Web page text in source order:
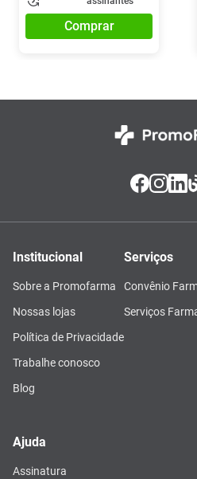
Comprar
Institucional
Sobre a Promofarma
Nossas lojas
Política de Privacidade
Trabalhe conosco
Blog
Serviços
Convênio
Serviços
Ajuda
Assinatura